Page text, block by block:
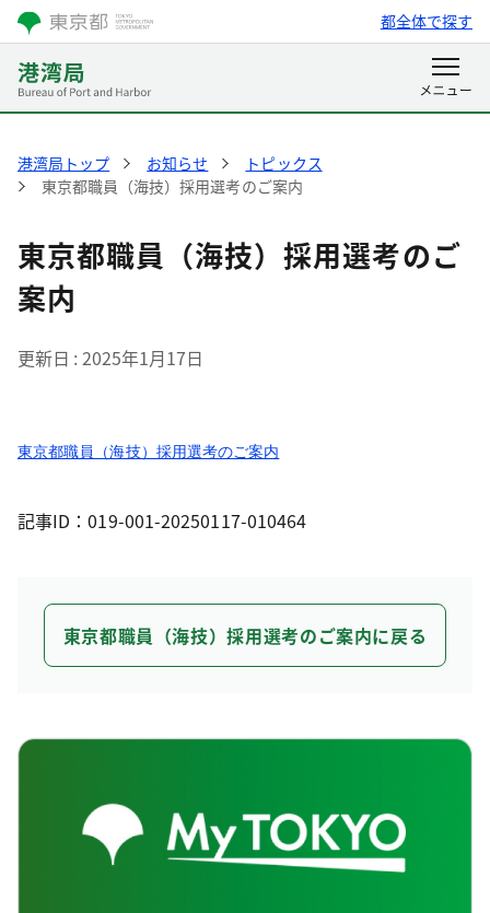
都全体で探す
港湾局トップ お知らせ
トピックス
東京都職員（海技）採用選考のご案内
東京都職員（海技）採用選考のご
案内
更新日 2025年1月17日
東京都職員（海技）採用選考のご案内
記事ID：019-001-20250117-010464
東京都職員（海技）採用選考のご案内に戻る